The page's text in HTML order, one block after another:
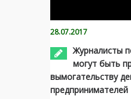
28.07.2017
Журналисты
могут быть
вымогательству
предпринимателей